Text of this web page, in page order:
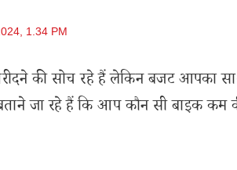
1.34 PM
की सोच रहे हैं लेकिन बजट आपका
जा रहे हैं कि आप कौन सी बाइक